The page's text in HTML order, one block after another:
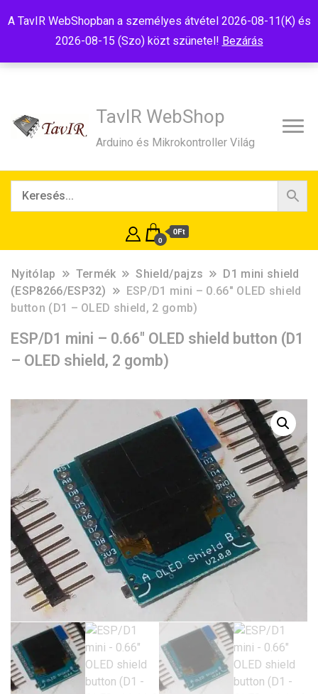
A TavIR WebShopban a személyes átvétel 2026-08-11(K) és
2026-08-15 (Szo) közt szünetel! Bezárás
TavIR WebShop
Arduino és Mikrokontroller Világ
0
0Ft
Nyitólap Termék Shield/pajzs
D1 mini shield
(ESP8266/ESP32)
ESP/D1 mini – 0.66″ OLED shield
button (D1 – OLED shield, 2 gomb)
ESP/D1 mini – 0.66″ OLED shield button (D1
– OLED shield, 2 gomb)